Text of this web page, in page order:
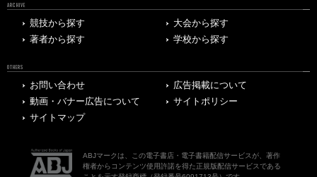
ARCHIVE
競技から探す
大会から探す
著者から探す
学校から探す
OTHERS
お問い合わせ
広告掲載について
動画・バナー広告について
サイトポリシー
サイトマップ
ABJマークは、この電子書店・電子書籍配信サービスが、著作
権者からコンテンツ使用許諾を得た正規版配信サービスである